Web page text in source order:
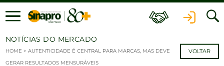
Ir para o conteúdo
NOTÍCIAS DO MERCADO
HOME > AUTENTICIDADE É CENTRAL PARA MARCAS, MAS DEVE
GERAR RESULTADOS MENSURÁVEIS
VOLTAR